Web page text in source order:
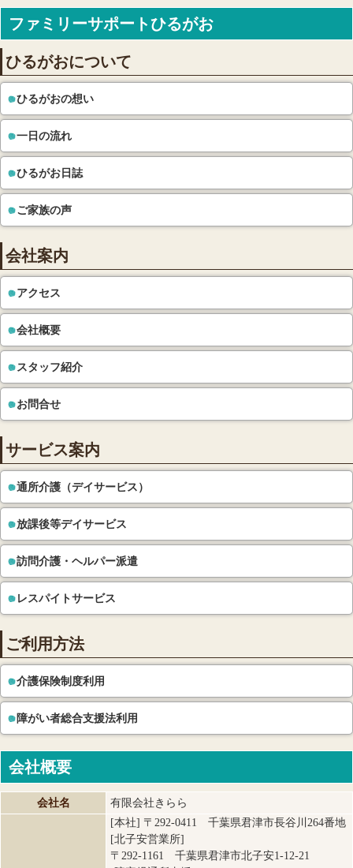
ファミリーサポートひるがお
ひるがおについて
ひるがおの想い
一日の流れ
ひるがお日誌
ご家族の声
会社案内
アクセス
会社概要
スタッフ紹介
お問合せ
サービス案内
通所介護（デイサービス）
放課後等デイサービス
訪問介護・ヘルパー派遣
レスパイトサービス
ご利用方法
介護保険制度利用
障がい者総合支援法利用
会社概要
会社名
有限会社きらら
[本社] 〒292-0411 千葉県君津市長谷川264番地
[北子安営業所]
〒292-1161 千葉県君津市北子安1-12-21